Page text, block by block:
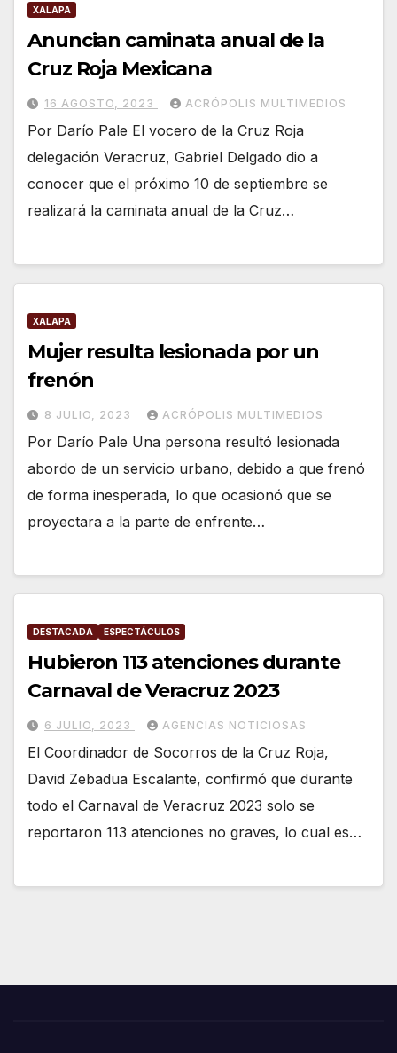
XALAPA
Anuncian caminata anual de la
Cruz Roja Mexicana
16 AGOSTO, 2023 ACRÓPOLIS MULTIMEDIOS
Por Darío Pale El vocero de la Cruz Roja
delegación Veracruz, Gabriel Delgado dio a
conocer que el próximo 10 de septiembre se
realizará la caminata anual de la Cruz…
XALAPA
Mujer resulta lesionada por un
frenón
8 JULIO, 2023 ACRÓPOLIS MULTIMEDIOS
Por Darío Pale Una persona resultó lesionada
abordo de un servicio urbano, debido a que frenó
de forma inesperada, lo que ocasionó que se
proyectara a la parte de enfrente…
DESTACADA ESPECTÁCULOS
Hubieron 113 atenciones durante
Carnaval de Veracruz 2023
6 JULIO, 2023 AGENCIAS NOTICIOSAS
El Coordinador de Socorros de la Cruz Roja,
David Zebadua Escalante, confirmó que durante
todo el Carnaval de Veracruz 2023 solo se
reportaron 113 atenciones no graves, lo cual es…